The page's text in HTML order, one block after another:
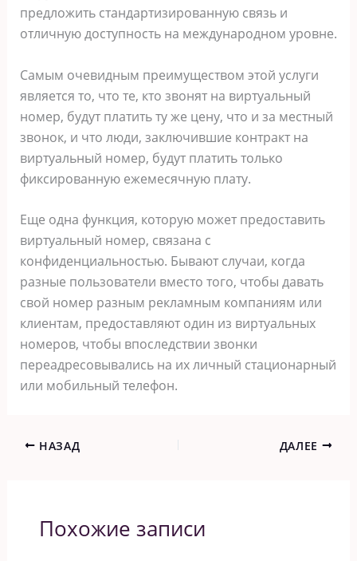
предложить стандартизированную связь и
отличную доступность на международном уровне.
Самым очевидным преимуществом этой услуги
является то, что те, кто звонят на виртуальный
номер, будут платить ту же цену, что и за местный
звонок, и что люди, заключившие контракт на
виртуальный номер, будут платить только
фиксированную ежемесячную плату.
Еще одна функция, которую может предоставить
виртуальный номер, связана с
конфиденциальностью. Бывают случаи, когда
разные пользователи вместо того, чтобы давать
свой номер разным рекламным компаниям или
клиентам, предоставляют один из виртуальных
номеров, чтобы впоследствии звонки
переадресовывались на их личный стационарный
или мобильный телефон.
НАЗАД ДАЛЕЕ
Похожие записи